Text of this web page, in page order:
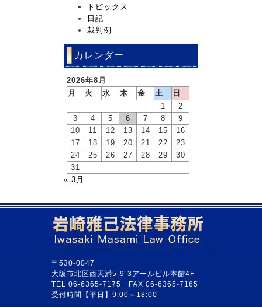
トピックス
日記
裁判例
カレンダー
2026年8月
月
火 水 木 金 土
日
1
2
3
4 5 6 7 8
9
10
11 12 13 14 15
16
17
18 19 20 21 22
23
24
25 26 27 28 29
30
31
« 3月
〒530-0047
大阪市北区西天満5-9-3アールビル本館4F
TEL 06-6365-7175 FAX 06-6365-7165
受付時間【平日】9:00～18:00